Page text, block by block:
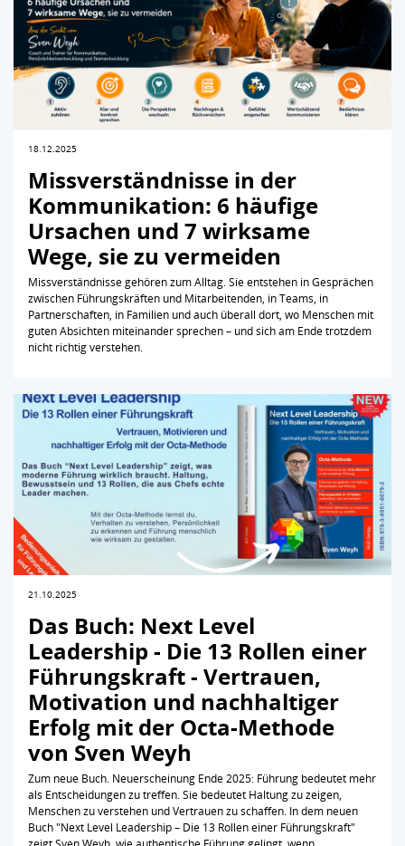
18.12.2025
Missverständnisse in der
Kommunikation: 6 häufige
Ursachen und 7 wirksame
Wege, sie zu vermeiden
Missverständnisse gehören zum Alltag. Sie entstehen in Gesprächen
zwischen Führungskräften und Mitarbeitenden, in Teams, in
Partnerschaften, in Familien und auch überall dort, wo Menschen mit
guten Absichten miteinander sprechen – und sich am Ende trotzdem
nicht richtig verstehen.
21.10.2025
Das Buch: Next Level
Leadership - Die 13 Rollen einer
Führungskraft - Vertrauen,
Motivation und nachhaltiger
Erfolg mit der Octa-Methode
von Sven Weyh
Zum neue Buch. Neuerscheinung Ende 2025: Führung bedeutet mehr
als Entscheidungen zu treffen. Sie bedeutet Haltung zu zeigen,
Menschen zu verstehen und Vertrauen zu schaffen. In dem neuen
Buch "Next Level Leadership – Die 13 Rollen einer Führungskraft"